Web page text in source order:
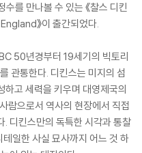
를 만나볼 수 있는 《찰스 디킨
》이 출간되었다.
50년경부터 19세기의 빅토리
관통한다. 디킨스는 미지의 섬
하고 세력을 키우며 대영제국의
람으로서 역사의 현장에서 직접
디킨스만의 독특한 시각과 통찰
일한 사실 묘사까지 어느 것 하